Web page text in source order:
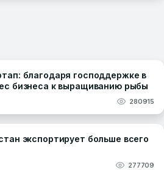
благодаря господдержке в
бизнеса к выращиванию рыбы
280915
экспортирует больше всего
277709